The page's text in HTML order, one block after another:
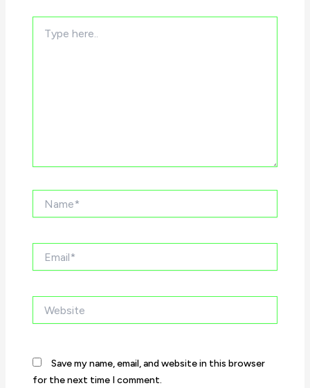
here..
Save my name, email, and website in this browser
for the next time I comment.